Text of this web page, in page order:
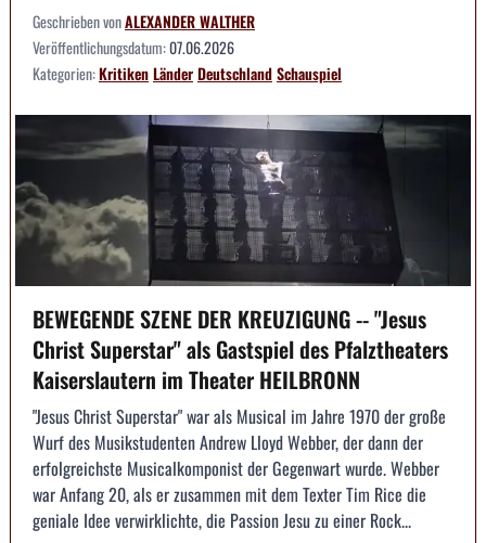
Geschrieben vonALEXANDER WALTHER
Veröffentlichungsdatum:07.06.2026
Kategorien:KritikenLänderDeutschlandSchauspiel
BEWEGENDE SZENE DER KREUZIGUNG -- "Jesus
Christ Superstar" als Gastspiel des Pfalztheaters
Kaiserslautern im Theater HEILBRONN
"Jesus Christ Superstar" war als Musical im Jahre 1970 der große
Wurf des Musikstudenten Andrew Lloyd Webber, der dann der
erfolgreichste Musicalkomponist der Gegenwart wurde. Webber
war Anfang 20, als er zusammen mit dem Texter Tim Rice die
geniale Idee verwirklichte, die Passion Jesu zu einer Rock...